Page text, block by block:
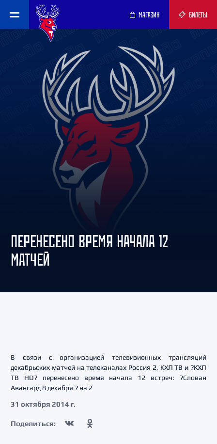
МАГАЗИН БИЛЕТЫ
ПЕРЕНЕСЕНО ВРЕМЯ НАЧАЛА 12
МАТЧЕЙ
В связи с организацией телевизионных трансляций
декабрьских матчей на телеканалах Россия 2, КХЛ ТВ и ?КХЛ
ТВ HD? перенесено время начала 12 встреч: ?Слован
Авангард 8 декабря ? на 2
31 октября 2014 г.
Поделиться: